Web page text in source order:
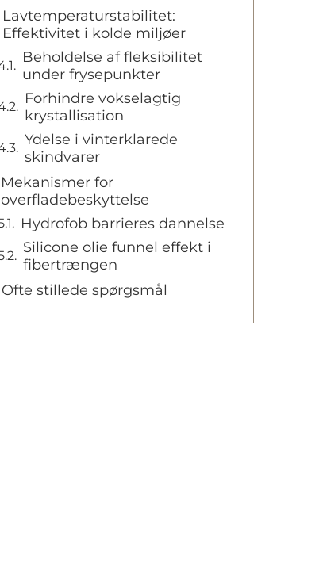
Lavtemperaturstabilitet:
Effektivitet i kolde miljøer
Beholdelse af fleksibilitet
under frysepunkter
Forhindre vokselagtig
krystallisation
Ydelse i vinterklarede
skindvarer
Mekanismer for
overfladebeskyttelse
Hydrofob barrieres dannelse
Silicone olie funnel effekt i
fibertrængen
Ofte stillede spørgsmål